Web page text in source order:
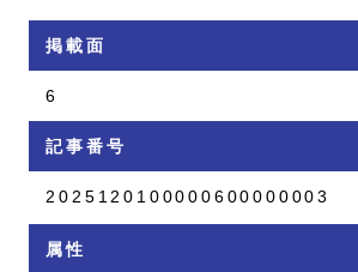
掲載面
6
記事番号
2025120100000600000003
属性